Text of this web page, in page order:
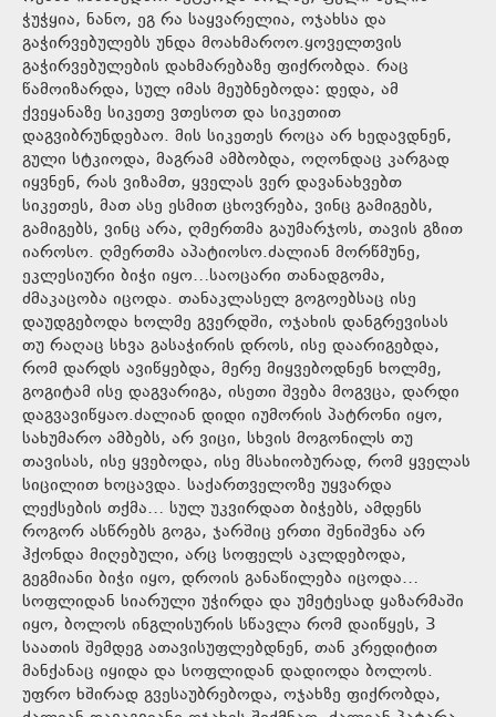
ჭუჭყია, ნანო, ეგ რა საყვარელია, ოჯახსა და
გაჭირვებულებს უნდა მოახმაროო.ყოველთვის
გაჭირვებულების დახმარებაზე ფიქრობდა. რაც
წამოიზარდა, სულ იმას მეუბნებოდა: დედა, ამ
ქვეყანაზე სიკეთე ვთესოთ და სიკეთით
დაგვიბრუნდებაო. მის სიკეთეს როცა არ ხედავდნენ,
გული სტკიოდა, მაგრამ ამბობდა, ოღონდაც კარგად
იყვნენ, რას ვიზამთ, ყველას ვერ დავანახვებთ
სიკეთეს, მათ ასე ესმით ცხოვრება, ვინც გამიგებს,
გამიგებს, ვინც არა, ღმერთმა გაუმარჯოს, თავის გზით
იაროსო. ღმერთმა აპატიოსო.ძალიან მორწმუნე,
ეკლესიური ბიჭი იყო…საოცარი თანადგომა,
ძმაკაცობა იცოდა. თანაკლასელ გოგოებსაც ისე
დაუდგებოდა ხოლმე გვერდში, ოჯახის დანგრევისას
თუ რაღაც სხვა გასაჭირის დროს, ისე დაარიგებდა,
რომ დარდს ავიწყებდა, მერე მიყვებოდნენ ხოლმე,
გოგიტამ ისე დაგვარიგა, ისეთი შვება მოგვცა, დარდი
დაგვავიწყაო.ძალიან დიდი იუმორის პატრონი იყო,
სახუმარო ამბებს, არ ვიცი, სხვის მოგონილს თუ
თავისას, ისე ყვებოდა, ისე მსახიობურად, რომ ყველას
სიცილით ხოცავდა. საქართველოზე უყვარდა
ლექსების თქმა… სულ უკვირდათ ბიჭებს, ამდენს
როგორ ასწრებს გოგა, ჯარშიც ერთი შენიშვნა არ
ჰქონდა მიღებული, არც სოფელს აკლდებოდა,
გეგმიანი ბიჭი იყო, დროის განაწილება იცოდა…
სოფლიდან სიარული უჭირდა და უმეტესად ყაზარმაში
იყო, ბოლოს ინგლისურის სწავლა რომ დაიწყეს, 3
საათის შემდეგ ათავისუფლებდნენ, თან კრედიტით
მანქანაც იყიდა და სოფლიდან დადიოდა ბოლოს.
უფრო ხშირად გვესაუბრებოდა, ოჯახზე ფიქრობდა,